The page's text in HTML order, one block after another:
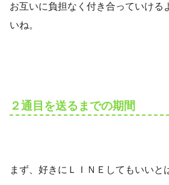
お互いに負担なく付き合っていける
いね。
２通目を送るまでの期間
まず、好きにＬＩＮＥしてもいいと